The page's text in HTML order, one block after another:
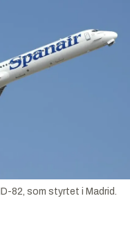
82, som styrtet i Madrid.